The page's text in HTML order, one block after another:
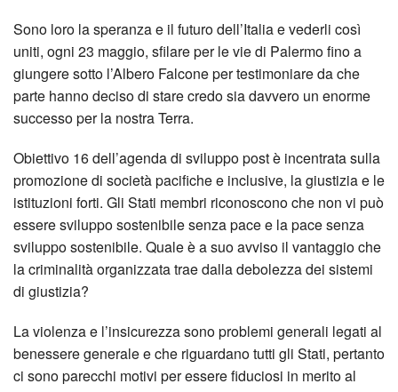
Sono loro la speranza e il futuro dell’Italia e vederli così
uniti, ogni 23 maggio, sfilare per le vie di Palermo fino a
giungere sotto l’Albero Falcone per testimoniare da che
parte hanno deciso di stare credo sia davvero un enorme
successo per la nostra Terra.
Obiettivo 16 dell’agenda di sviluppo post è incentrata sulla
promozione di società pacifiche e inclusive, la giustizia e le
istituzioni forti. Gli Stati membri riconoscono che non vi può
essere sviluppo sostenibile senza pace e la pace senza
sviluppo sostenibile. Quale è a suo avviso il vantaggio che
la criminalità organizzata trae dalla debolezza dei sistemi
di giustizia?
La violenza e l’insicurezza sono problemi generali legati al
benessere generale e che riguardano tutti gli Stati, pertanto
ci sono parecchi motivi per essere fiduciosi in merito al